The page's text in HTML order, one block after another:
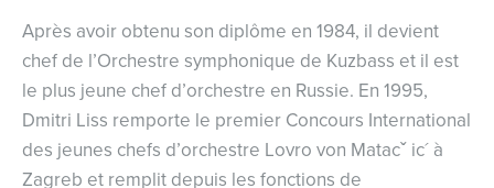
Après avoir obtenu son diplôme en 1984, il devient
chef de l’Orchestre symphonique de Kuzbass et il est
le plus jeune chef d’orchestre en Russie. En 1995,
Dmitri Liss remporte le premier Concours International
des jeunes chefs d’orchestre Lovro von Matacˇ ic´ à
Zagreb et remplit depuis les fonctions de